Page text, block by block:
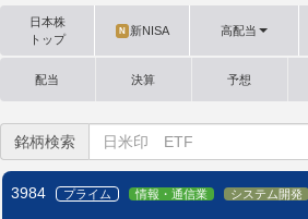
日本株
トップ
N 新NISA 高配当
配当 決算 予想
銘柄検索
3984 プライム 情報・通信業 システム開発